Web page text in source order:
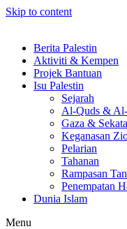
Skip to content
Berita Palestin
Aktiviti & Kempen
Projek Bantuan
Isu Palestin
Sejarah
Al-Quds &
Gaza &
Keganasan
Pelarian
Tahanan
Rampasan
Penempatan
Dunia Islam
Menu